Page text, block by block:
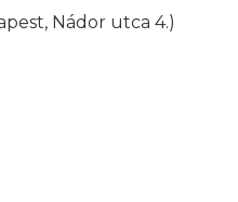
Nádor utca 4.)